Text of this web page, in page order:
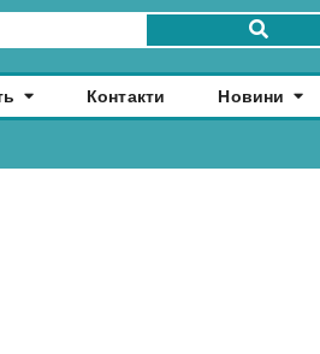
Контакти Новини